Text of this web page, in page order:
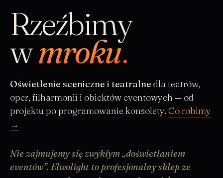
Rzeźbimy
wmroku.
Oświetlenie sceniczne i teatralne dla teatrów,
oper, filharmonii i obiektów eventowych — od
projektu po programowanie konsolety. Co robimy
→
Nie zajmujemy się zwykłym „doświetlaniem
eventów”. Elwolight to profesjonalny sklep ze